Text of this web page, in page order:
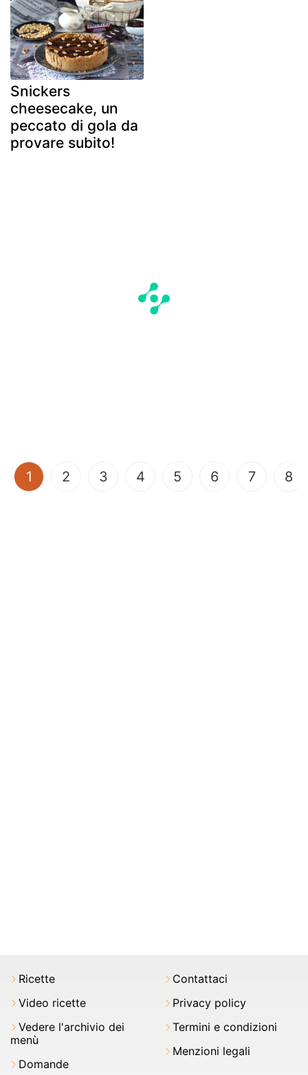
Snickers
cheesecake, un
peccato di gola da
provare subito!
1 (current)
2 3 4 5 6 7 8
Ricette
Video ricette
Vedere l'archivio dei
menù
Domande
Contattaci
Privacy policy
Termini e condizioni
Menzioni legali